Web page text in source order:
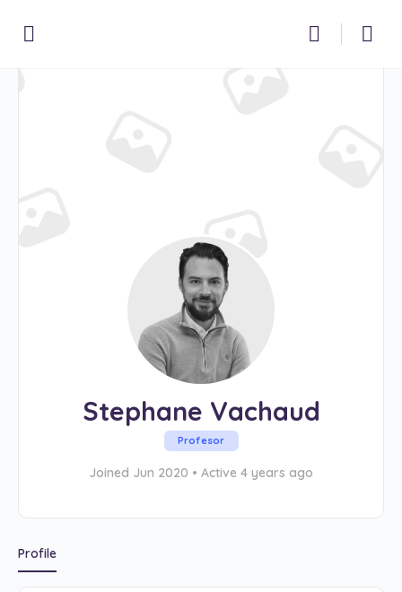
Stephane Vachaud
Profesor
Joined Jun 2020 • Active 4 years ago
Profile